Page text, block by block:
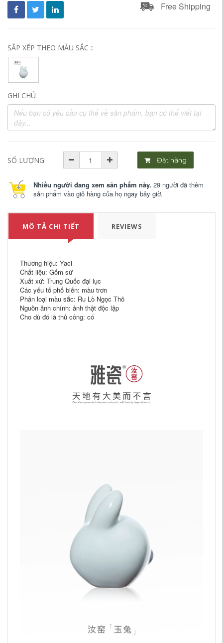
Free Shipping
SẮP XẾP THEO MÀU SẮC ::
GHI CHÚ
SỐ LƯỢNG: Đặt hàng
Nhiều người đang xem sản phẩm này. 29 người đã thêm
sản phẩm vào giỏ hàng của họ ngay bây giờ.
MÔ TẢ CHI TIẾT REVIEWS
Thương hiệu: Yaci
Chất liệu: Gốm sứ
Xuất xứ: Trung Quốc đại lục
Các yếu tố phổ biến: màu trơn
Phân loại màu sắc: Ru Lò Ngọc Thỏ
Nguồn ảnh chính: ảnh thật độc lập
Cho dù đó là thủ công: có